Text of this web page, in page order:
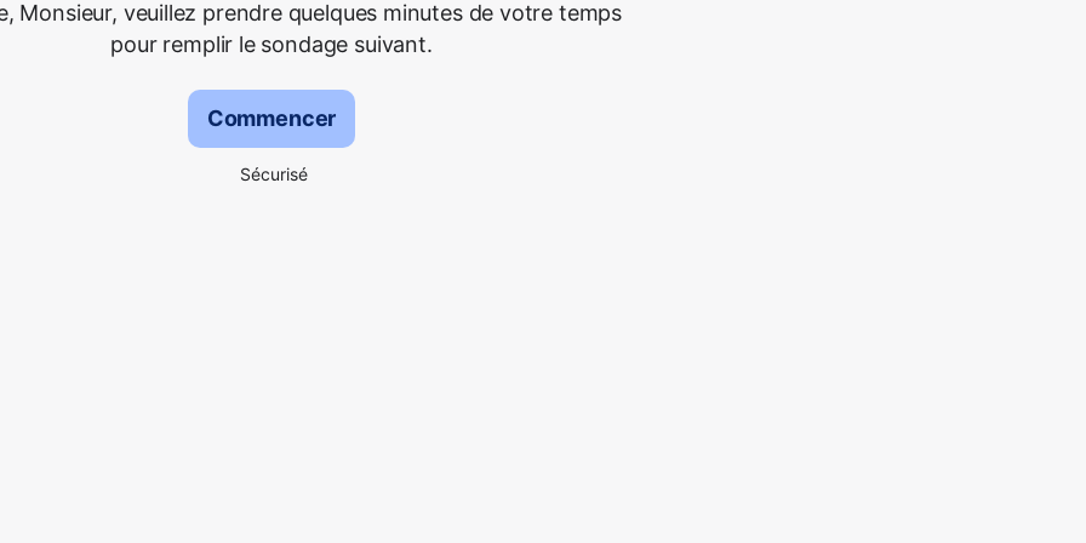
Monsieur, veuillez prendre quelques minutes de votre temps
pour remplir le sondage suivant.
Commencer
Sécurisé